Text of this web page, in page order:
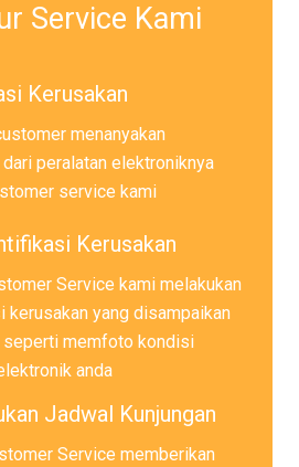
Service Kami
Kerusakan
menanyakan
peralatan elektroniknya
service kami
Kerusakan
Service kami melakukan
kerusakan yang disampaikan
memfoto kondisi
anda
Jadwal Kunjungan
Service memberikan